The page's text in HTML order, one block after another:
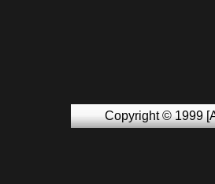
Copyright © 1999